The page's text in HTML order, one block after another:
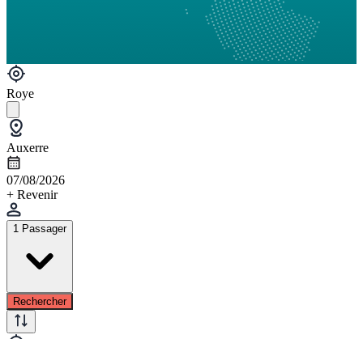
Roye
Auxerre
07/08/2026
+ Revenir
1 Passager
Rechercher